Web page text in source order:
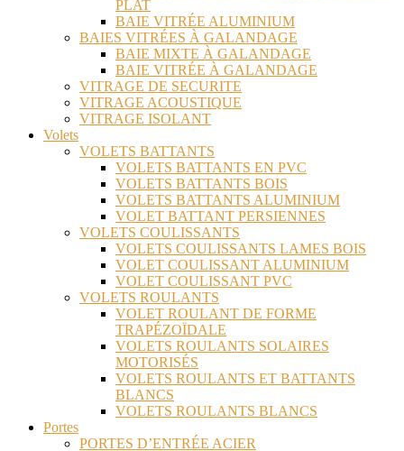
PLAT
BAIE VITRÉE ALUMINIUM
BAIES VITRÉES À GALANDAGE
BAIE MIXTE À GALANDAGE
BAIE VITRÉE À GALANDAGE
VITRAGE DE SECURITE
VITRAGE ACOUSTIQUE
VITRAGE ISOLANT
Volets
VOLETS BATTANTS
VOLETS BATTANTS EN PVC
VOLETS BATTANTS BOIS
VOLETS BATTANTS ALUMINIUM
VOLET BATTANT PERSIENNES
VOLETS COULISSANTS
VOLETS COULISSANTS LAMES BOIS
VOLET COULISSANT ALUMINIUM
VOLET COULISSANT PVC
VOLETS ROULANTS
VOLET ROULANT DE FORME
TRAPÉZOÏDALE
VOLETS ROULANTS SOLAIRES
MOTORISÉS
VOLETS ROULANTS ET BATTANTS
BLANCS
VOLETS ROULANTS BLANCS
Portes
PORTES D’ENTRÉE ACIER